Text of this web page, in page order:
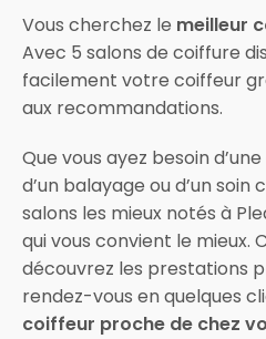
Vous cherchez le meilleur
Avec 5 salons de coiffure
facilement votre coiffeur
aux recommandations.
Que vous ayez besoin
d’un balayage ou d’un
salons les mieux notés à
qui vous convient le mieux.
découvrez les prestations
rendez-vous en quelques
coiffeur proche de chez